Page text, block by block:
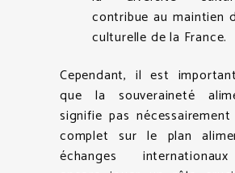
contribue au maintien
culturelle de la France.
Cependant, il est
que la souveraineté
signifie pas nécessairement
complet sur le plan
échanges